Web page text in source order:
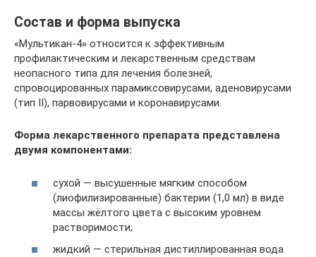
Состав и форма выпуска
«Мультикан-4» относится к эффективным
профилактическим и лекарственным средствам
неопасного типа для лечения болезней,
спровоцированных парамиксовирусами, аденовирусами
(тип ІІ), парвовирусами и коронавирусами.
Форма лекарственного препарата представлена
двумя компонентами:
сухой — высушенные мягким способом
(лиофилизированные) бактерии (1,0 мл) в виде
массы жёлтого цвета с высоким уровнем
растворимости;
жидкий — стерильная дистиллированная вода